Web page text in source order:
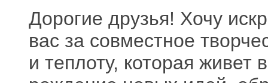
Дорогие друзья! Хочу
вас за совместное
и теплоту, которая